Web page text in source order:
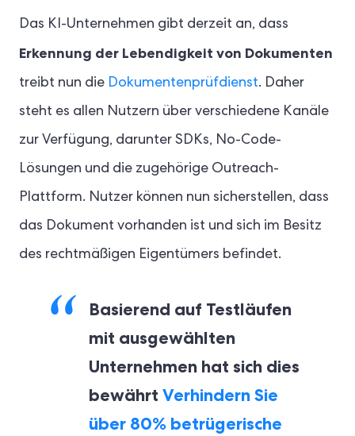
Das KI-Unternehmen gibt derzeit an, dass
Erkennung der Lebendigkeit von Dokumenten
treibt nun die Dokumentenprüfdienst. Daher
steht es allen Nutzern über verschiedene Kanäle
zur Verfügung, darunter SDKs, No-Code-
Lösungen und die zugehörige Outreach-
Plattform. Nutzer können nun sicherstellen, dass
das Dokument vorhanden ist und sich im Besitz
des rechtmäßigen Eigentümers befindet.
Basierend auf Testläufen
mit ausgewählten
Unternehmen hat sich dies
bewährt Verhindern Sie
über 80% betrügerische